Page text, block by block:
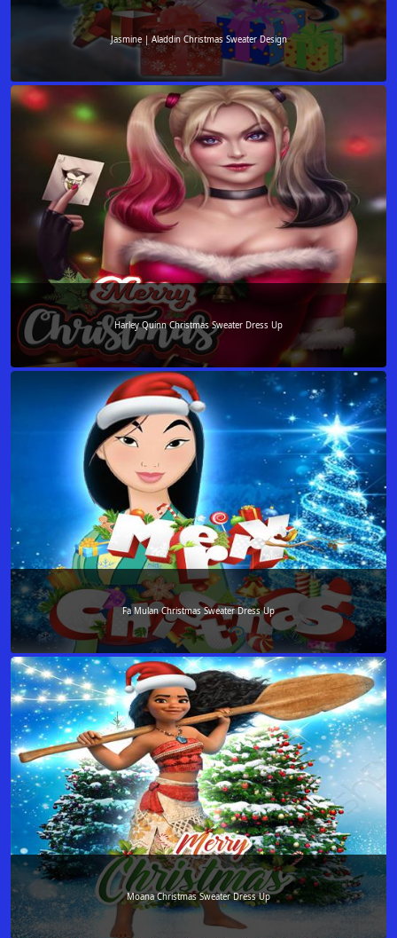
Jasmine | Aladdin Christmas Sweater Design
Harley Quinn Christmas Sweater Dress Up
Fa Mulan Christmas Sweater Dress Up
Moana Christmas Sweater Dress Up